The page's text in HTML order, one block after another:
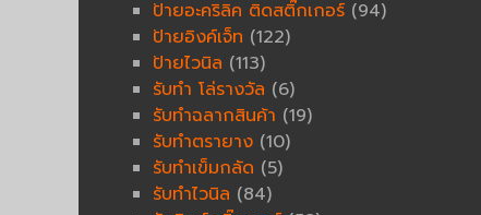
ป้ายอะคริลิค ติดสติ๊กเกอร์ (94)
ป้ายอิงค์เจ็ท (122)
ป้ายไวนิล (113)
รับทำ โล่รางวัล (6)
รับทำฉลากสินค้า (19)
รับทำตรายาง (10)
รับทำเข็มกลัด (5)
รับทำไวนิล (84)